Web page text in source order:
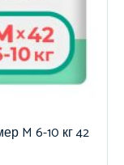
M 6-10 кг 42